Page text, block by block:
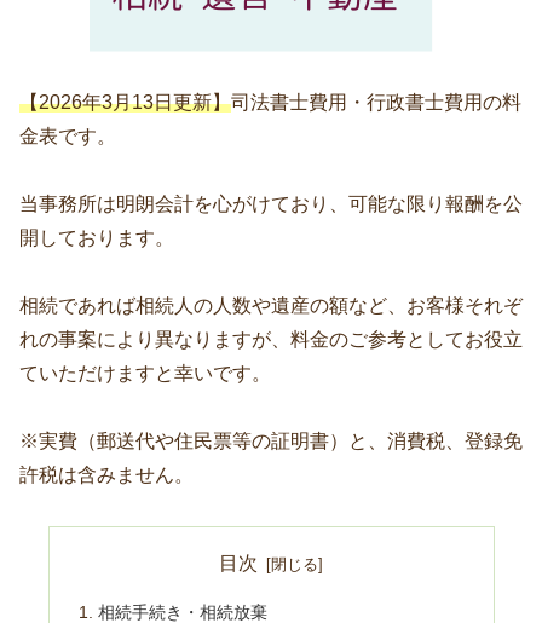
【2026年3月13日更新】司法書士費用・行政書士費用の料
金表です。
当事務所は明朗会計を心がけており、可能な限り報酬を公
開しております。
相続であれば相続人の人数や遺産の額など、お客様それぞ
れの事案により異なりますが、料金のご参考としてお役立
ていただけますと幸いです。
※実費（郵送代や住民票等の証明書）と、消費税、登録免
許税は含みません。
目次
相続手続き・相続放棄